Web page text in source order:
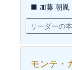
■ 加藤 朝胤
リーダーの
モンテ・